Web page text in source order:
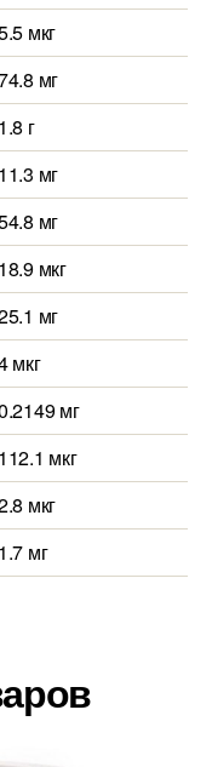
мкг
мг
1.8 г
11.3 мг
мг
18.9 мкг
мг
мкг
мг
112.1 мкг
мкг
1.7 мг